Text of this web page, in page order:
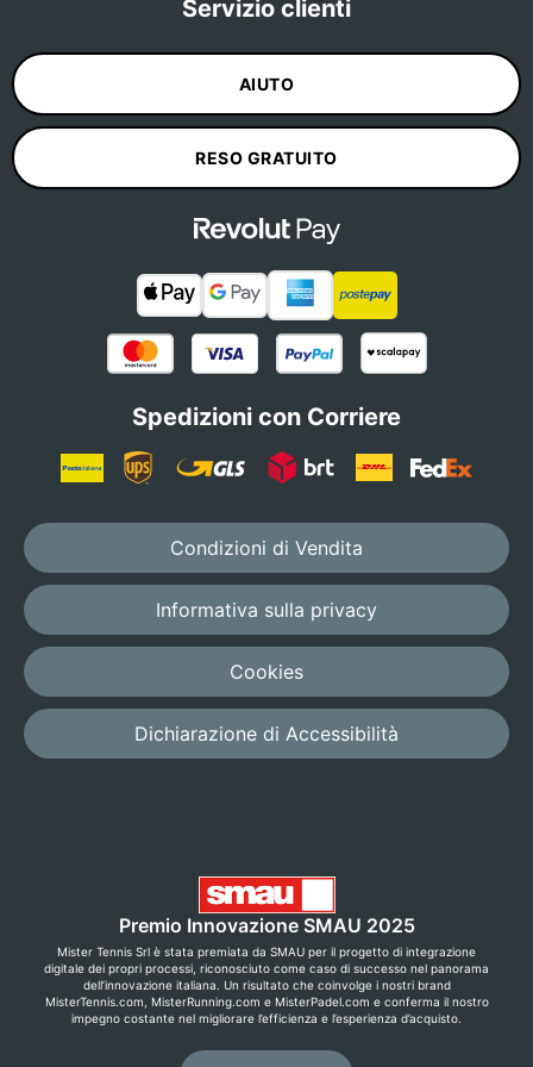
Servizio clienti
AIUTO
RESO GRATUITO
Spedizioni con Corriere
Condizioni di Vendita
Informativa sulla privacy
Cookies
Dichiarazione di Accessibilità
Premio Innovazione SMAU 2025
Mister Tennis Srl è stata premiata da SMAU per il progetto di integrazione
digitale dei propri processi, riconosciuto come caso di successo nel panorama
dell’innovazione italiana. Un risultato che coinvolge i nostri brand
MisterTennis.com, MisterRunning.com e MisterPadel.com e conferma il nostro
impegno costante nel migliorare l’efficienza e l’esperienza d’acquisto.